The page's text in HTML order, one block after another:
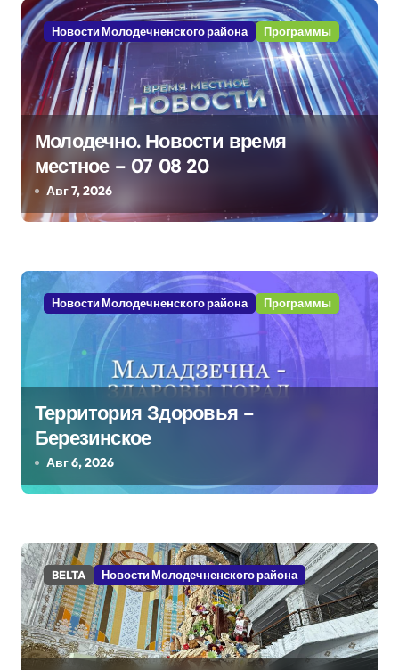
и
я
п
о
з
а
п
и
с
Новости Молодечненского района Программы
Молодечно. Новости время
местное – 07 08 20
Авг 7, 2026
Новости Молодечненского района Программы
Территория Здоровья –
Березинское
Авг 6, 2026
BELTA Новости Молодечненского района